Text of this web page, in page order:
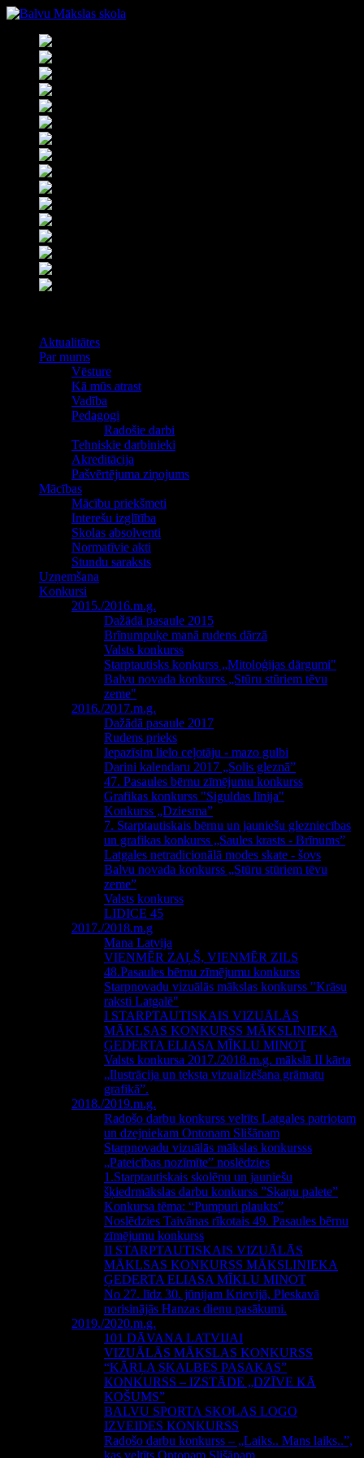
Aktualitātes
Par mums
Vēsture
Kā mūs atrast
Vadība
Pedagogi
Radošie darbi
Tehniskie darbinieki
Akreditācija
Pašvērtējuma ziņojums
Mācības
Mācību priekšmeti
Interešu izglītība
Skolas absolventi
Normatīvie akti
Stundu saraksts
Uzņemšana
Konkursi
2015./2016.m.g.
Dažādā pasaule 2015
Brīnumpuķe manā rudens dārzā
Valsts konkurss
Starptautisks konkurss „Mitoloģijas dārgumi"
Balvu novada konkurss „Stūru stūriem tēvu
zeme"
2016./2017.m.g.
Dažādā pasaule 2017
Rudens prieks
Iepazīsim lielo ceļotāju - mazo gulbi
Darini kalendaru 2017 „Solis gleznā”
47. Pasaules bērnu zīmējumu konkurss
Grafikas konkurss "Siguldas līnija"
Konkurss „Dziesma”
7. Starptautiskais bērnu un jauniešu glezniecības
un grafikas konkurss „Saules krasts - Brīnums”
Latgales netradicionālā modes skate - šovs
Balvu novada konkurss „Stūru stūriem tēvu
zeme”
Valsts konkurss
LIDICE 45
2017./2018.m.g
Mana Latvija
VIENMĒR ZAĻŠ, VIENMĒR ZILS
48.Pasaules bērnu zīmējumu konkurss
Starpnovadu vizuālās mākslas konkurss "Krāsu
raksti Latgalē"
I STARPTAUTISKAIS VIZUĀLĀS
MĀKLSAS KONKURSS MĀKSLINIEKA
ĢEDERTA ELIASA MĪKLU MINOT
Valsts konkursa 2017./2018.m.g. mākslā II kārta
„Ilustrācija un teksta vizualizēšana grāmatu
grafikā”.
2018./2019.m.g.
Radošo darbu konkurss veltīts Latgales patriotam
un dzejniekam Ontonam Slišānam
Starpnovadu vizuālās mākslas konkursss
„Pateicības nozīmīte” noslēdzies
1.Starptautiskais skolēnu un jauniešu
šķiedrmākslas darbu konkurss ”Skaņu palete”
Konkursa tēma: “Pumpuri plaukts”
Noslēdzies Taivānas rīkotais 49. Pasaules bērnu
zīmējumu konkurss
II STARPTAUTISKAIS VIZUĀLĀS
MĀKLSAS KONKURSS MĀKSLINIEKA
ĢEDERTA ELIASA MĪKLU MINOT
No 27. līdz 30. jūnijam Krievijā, Pleskavā
norisinājās Hanzas dienu pasākumi.
2019./2020.m.g.
101 DĀVANA LATVIJAI
VIZUĀLĀS MĀKSLAS KONKURSS
“KĀRĻA SKALBES PASAKAS”
KONKURSS – IZSTĀDE „DZĪVE KĀ
KOŠUMS”
BALVU SPORTA SKOLAS LOGO
IZVEIDES KONKURSS
Radošo darbu konkurss – „Laiks.. Mans laiks..”,
kas veltīts Ontonam Slišānam.